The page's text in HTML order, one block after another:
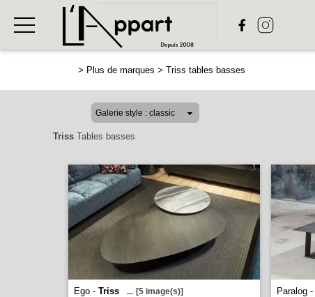
> Plus de marques > Triss tables basses
Triss Tables basses
Ego - Triss ... [5 image(s)] Paralog -